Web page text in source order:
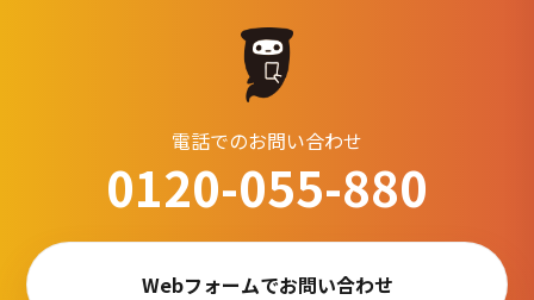
電話でのお問い合わせ
0120-055-880
Webフォームでお問い合わせ